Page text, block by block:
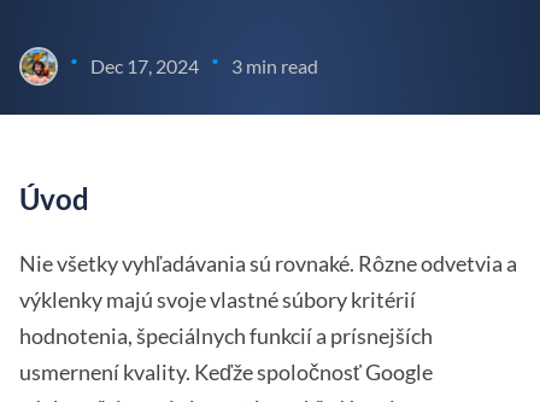
• Dec 17, 2024 • 3 min read
Úvod
Nie všetky vyhľadávania sú rovnaké. Rôzne odvetvia a
výklenky majú svoje vlastné súbory kritérií
hodnotenia, špeciálnych funkcií a prísnejších
usmernení kvality. Keďže spoločnosť Google